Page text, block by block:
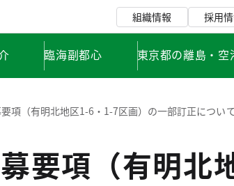
組織情報 採用
臨海副都心 東京都の離島・空
項（有明北地区1-6・1-7区画）の一部訂正につい
要項（有明北